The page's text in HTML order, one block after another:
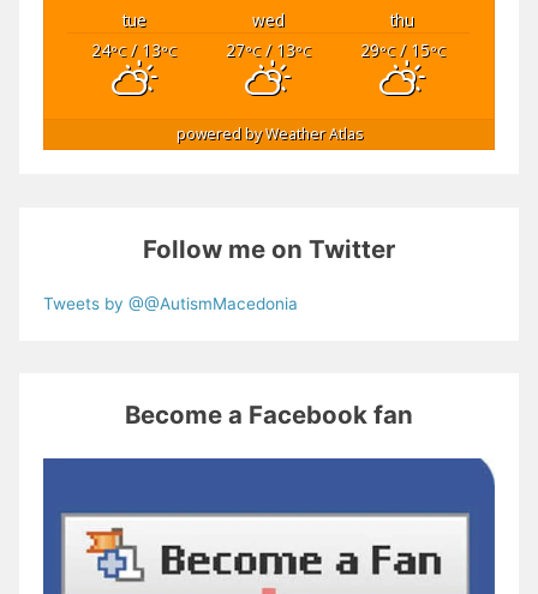
tue wed
thu
24°C/ 13°C 27°C/ 13°C 29°C/ 15°C
powered byWeather Atlas
Follow me on Twitter
Tweets by @@AutismMacedonia
Become a Facebook fan